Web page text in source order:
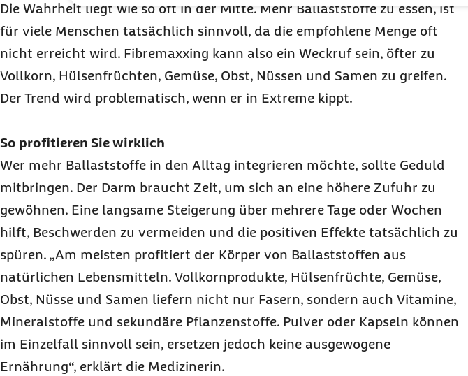
Die Wahrheit liegt wie so oft in der Mitte. Mehr Ballaststoffe zu essen, ist
für viele Menschen tatsächlich sinnvoll, da die empfohlene Menge oft
nicht erreicht wird. Fibremaxxing kann also ein Weckruf sein, öfter zu
Vollkorn, Hülsenfrüchten, Gemüse, Obst, Nüssen und Samen zu greifen.
Der Trend wird problematisch, wenn er in Extreme kippt.
So profitieren Sie wirklich
Wer mehr Ballaststoffe in den Alltag integrieren möchte, sollte Geduld
mitbringen. Der Darm braucht Zeit, um sich an eine höhere Zufuhr zu
gewöhnen. Eine langsame Steigerung über mehrere Tage oder Wochen
hilft, Beschwerden zu vermeiden und die positiven Effekte tatsächlich zu
spüren. „Am meisten profitiert der Körper von Ballaststoffen aus
natürlichen Lebensmitteln. Vollkornprodukte, Hülsenfrüchte, Gemüse,
Obst, Nüsse und Samen liefern nicht nur Fasern, sondern auch Vitamine,
Mineralstoffe und sekundäre Pflanzenstoffe. Pulver oder Kapseln können
im Einzelfall sinnvoll sein, ersetzen jedoch keine ausgewogene
Ernährung“, erklärt die Medizinerin.